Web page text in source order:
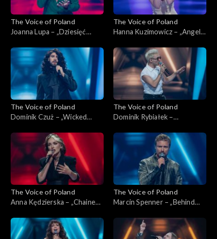
The Voice of Poland
Joanna Lupa – „Dziesięć
Poland”, Nokaut, 1 listopada
2025
The Voice of Poland
Hanna Kuzimowicz – „Angel”,
Nokaut, 1 listopada 2025
The Voice of Poland
Dominik Czuż – „Wicked
Nokaut, 1 listopada 2025
The Voice of Poland
Dominik Rybiałek –
Poland”, Nokaut, 1 listopada
2025
The Voice of Poland
Anna Kędzierska – „Chained
of Poland”, Nokaut, 1
listopada 2025
The Voice of Poland
Marcin Spenner – „Behind
Poland”, Nokaut, 1 listopada
2025